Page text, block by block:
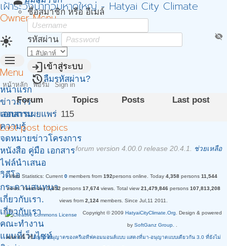
เฝ้าระวังน้ำท่วมหาดใหญ่ - Hatyai City Climate
Owner Menu
light_mode
ชื่อสมาชิก หรือ อีเมล์
รหัสผ่าน visibility_off
loginเข้าสู่ระบบ
restoreลืมรหัสผ่าน?
menu
Menu
หน้าแรก
ข่าวสาร
เอกสารเผยแพร่
ความรู้
จดหมายข่าวโครงการ
หนังสือ คู่มือ เอกสาร
ไฟล์นำเสนอ
วิดีโอ
กระดานสนทนา
เกี่ยวกับเรา.
เกี่ยวกับเรา
คณะทำงาน
แผนที่เว็บไซท์
หน้าหลัก ฟอรั่ม Sign in
Forum Topics Posts
Last post
สอบถาม
115
Last post topics
forum version 4.00.0 release 20.4.1. ช่วยเหลือ
Web Statistics: Current 0 members from 192persons online. Today 4,358 persons 11,544
views.Yesterday7,352 persons 17,674 views. Total view 21,479,846 persons 107,813,208
views from 2,124 members. Since Jul,11 2011.
Copyright © 2009 HatyaiCityClimate.Org . Design & powered
by SoftGanz Group.
ผลงานนี้ ใช้สัญญาอนุญาตของครีเอทีฟคอมมอนส์แบบ แสดงที่มา-อนุญาตแบบเดียวกัน 3.0 ที่ยังไม่